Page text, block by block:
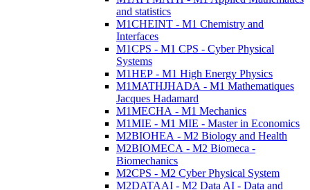
and statistics
M1CHEINT - M1 Chemistry and
Interfaces
M1CPS - M1 CPS - Cyber Physical
Systems
M1HEP - M1 High Energy Physics
M1MATHJHADA - M1 Mathematiques
Jacques Hadamard
M1MECHA - M1 Mechanics
M1MIE - M1 MIE - Master in Economics
M2BIOHEA - M2 Biology and Health
M2BIOMECA - M2 Biomeca -
Biomechanics
M2CPS - M2 Cyber Physical System
M2DATAAI - M2 Data AI - Data and